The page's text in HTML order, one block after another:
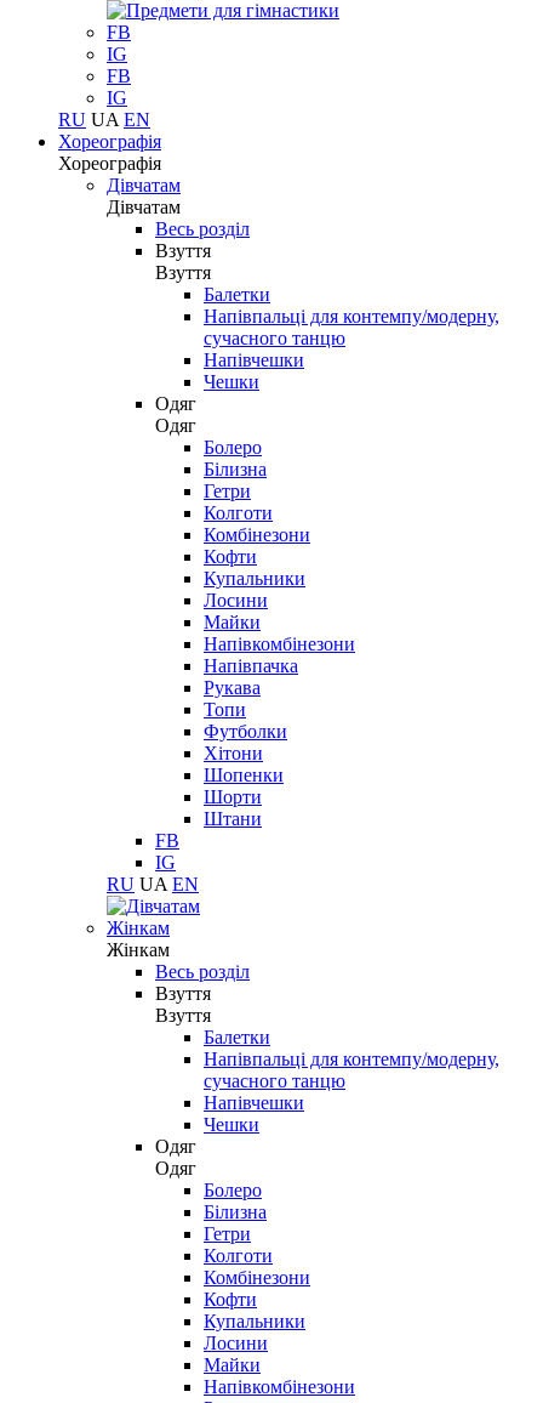
FB
IG
FB
IG
RU UA EN
Хореографія
Хореографія
Дівчатам
Дівчатам
Весь розділ
Взуття
Взуття
Балетки
Напівпальці для контемпу/модерну,
сучасного танцю
Напівчешки
Чешки
Одяг
Одяг
Болеро
Білизна
Гетри
Колготи
Комбінезони
Кофти
Купальники
Лосини
Майки
Напівкомбінезони
Напівпачка
Рукава
Топи
Футболки
Хітони
Шопенки
Шорти
Штани
FB
IG
RU UA EN
Жінкам
Жінкам
Весь розділ
Взуття
Взуття
Балетки
Напівпальці для контемпу/модерну,
сучасного танцю
Напівчешки
Чешки
Одяг
Одяг
Болеро
Білизна
Гетри
Колготи
Комбінезони
Кофти
Купальники
Лосини
Майки
Напівкомбінезони